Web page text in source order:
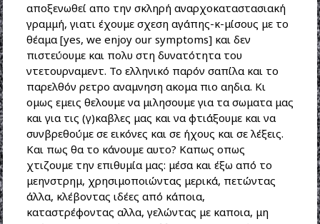
αποξενωθεί απο την σκληρή αναρχοκαταστασιακή
γραμμή, γιατι έχουμε σχεση αγάπης-κ-μίσους με το
θέαμα [yes, we enjoy our symptoms] και δεν
πιστεύουμε και πολυ στη δυνατότητα του
ντετουρναμεντ. Το ελληνικό παρόν σαπίλα και το
παρελθόν ρετρο αναμνηση ακομα πιο αηδια. Κι
ομως εμεις θελουμε να μιλησουμε για τα σωματα μας
και για τις (γ)καβλες μας και να φτιάξουμε και να
συνβρεθούμε σε εικόνες και σε ήχους και σε λέξεις.
Και πως θα το κάνουμε αυτο? Καπως οπως
χτιζουμε την επιθυμία μας: μέσα και έξω από το
μεηνστρημ, χρησιμοποιώντας μερικά, πετώντας
άλλα, κλέβοντας ιδέες από κάποια,
καταστρέφοντας αλλα, γελώντας με καποια, μη